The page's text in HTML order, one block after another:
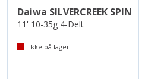
Daiwa SILVERCREEK SPIN
11' 10-35g 4-Delt
ikke på lager